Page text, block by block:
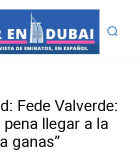
Fede Valverde:
pena llegar a la
ganas”